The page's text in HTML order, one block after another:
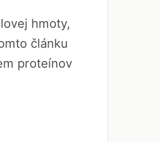
hmoty,
článku
proteínov